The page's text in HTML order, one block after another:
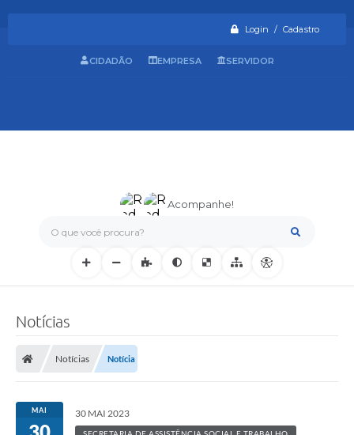
Login / Cadastro
O que você procura?
Acompanhe!
CIDADÃO EMPRESA SERVIDOR
Notícias
Notícias Notícia
MAI 30 MAI 2023
SECRETARIA DE ASSISTÊNCIA SOCIAL E TRABALHO